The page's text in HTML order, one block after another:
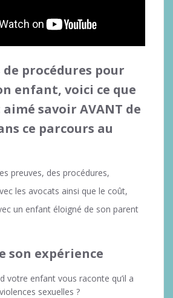
de procédures pour
enfant, voici ce que
savoir AVANT de
ce parcours au
preuves, des procédures,
les avocats ainsi que le coût,
un enfant éloigné de son parent
son expérience
votre enfant vous raconte qu’il a
sexuelles ?